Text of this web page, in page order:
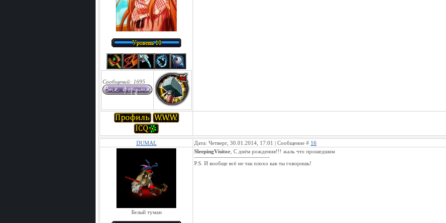
Сообщений: 1695
DUMAL Дата: Четверг, 30.01.2014, 17:01 | Сообщение # 16
Белый туман
SleepingVisitor , С днём рождения!!! жаль что прошедшим
P.S. И вообще всё не так плохо как ты говоришь!